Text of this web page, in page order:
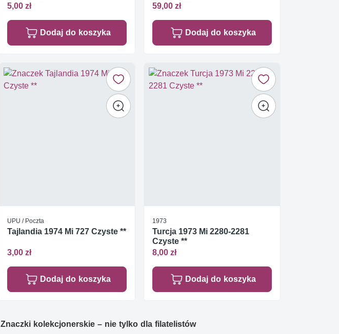
5,00 zł
Dodaj do koszyka
59,00 zł
Dodaj do koszyka
UPU / Poczta
Tajlandia 1974 Mi 727 Czyste **
3,00 zł
Dodaj do koszyka
1973
Turcja 1973 Mi 2280-2281
Czyste **
8,00 zł
Dodaj do koszyka
Znaczki kolekcjonerskie – nie tylko dla filatelistów